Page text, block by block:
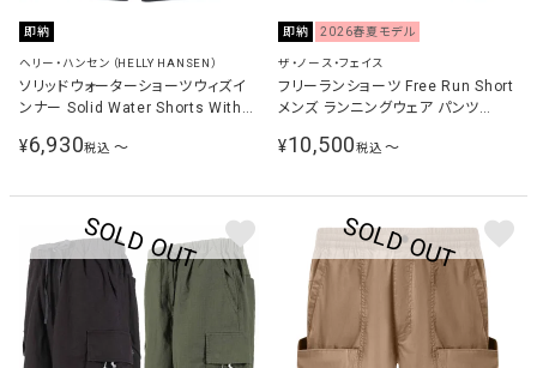
即納
ヘリー・ハンセン（HELLY HANSEN）
ソリッドウォーターショーツウィズイ
ンナー Solid Water Shorts With
パンツ ブラック HH72630 K
¥6,930税込 〜
即納 2026春夏モデル
ザ・ノース・フェイス
フリーランショーツ Free Run Short
メンズ ランニングウェア パンツ
¥10,500税込 〜